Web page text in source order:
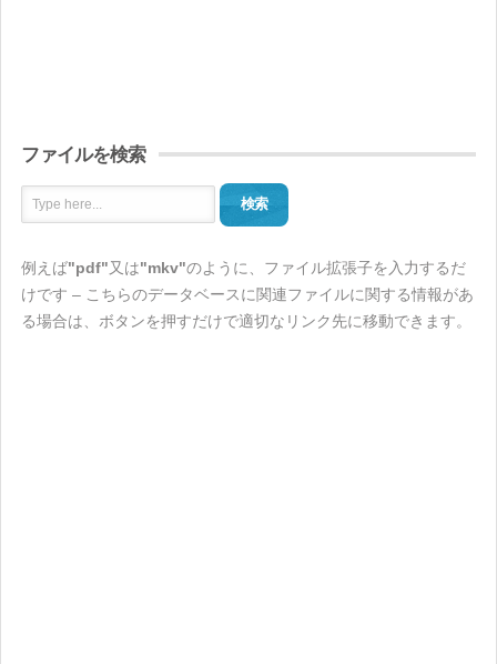
ファイルを検索
検索
例えば"pdf"又は"mkv"のように、ファイル拡張子を入力するだ
けです – こちらのデータベースに関連ファイルに関する情報があ
る場合は、ボタンを押すだけで適切なリンク先に移動できます。